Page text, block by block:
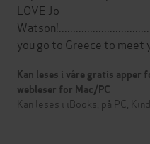
LOVE Jo
you go to Greece to meet
Kan leses i våre gratis apper
webleser for Mac/PC
Kan leses i iBooks, på PC,